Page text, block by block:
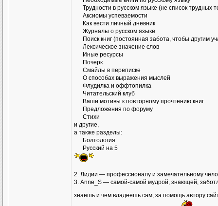
Трудности в русском языке (не список трудных
Аксиомы успеваемости
Как вести личный дневник
Журналы о русском языке
Поиск книг (постоянная забота, чтобы другим
Лексическое значение слов
Иные ресурсы
Почерк
Смайлы в переписке
О способах выражения мыслей
Флудилка и оффтопилка
Читательский клуб
Ваши мотивы к повторному прочтению книг
Предложения по форуму
Стихи
и другие,
а также разделы:
Болтология
Русский на 5
2. Лидии — профессионалу и замечательному
3. Аnne_S — самой-самой мудрой, знающей,
знаешь и чем владеешь сам, за помощь автору